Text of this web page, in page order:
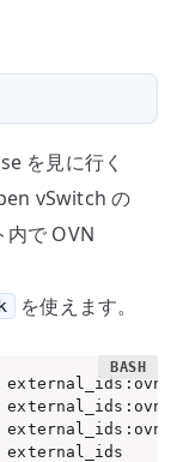
を見に行く
vSwitch の
内で OVN
を使えます。
external_ids:ovn-
external_ids:ovn-
external_ids:ovn-
external_ids